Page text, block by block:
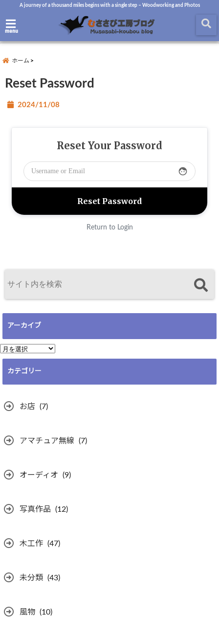
A journey of a thousand miles begins with a single step – Woodworking and Photos
menu
ホーム
Reset Password
2024/11/08
Reset Your Password
face
Return to Login
アーカイブ
ア
ー
イ
カテゴリー
お店 (7)
アマチュア無線 (7)
オーディオ (9)
写真作品 (12)
木工作 (47)
未分類 (43)
風物 (10)